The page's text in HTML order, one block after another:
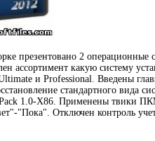
презентовано 2 операционные
ассортимент какую систему
и Professional. Введены
стандартного вида
Pack 1.0-X86. Применены твики
"Пока". Отключен контроль